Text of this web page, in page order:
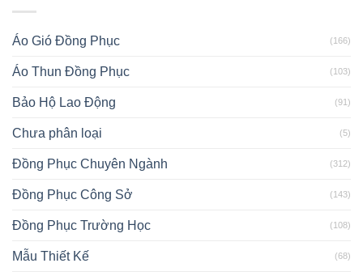
Áo Gió Đồng Phục (166)
Áo Thun Đồng Phục (103)
Bảo Hộ Lao Động (91)
Chưa phân loại (5)
Đồng Phục Chuyên Ngành (312)
Đồng Phục Công Sở (143)
Đồng Phục Trường Học (108)
Mẫu Thiết Kế (68)